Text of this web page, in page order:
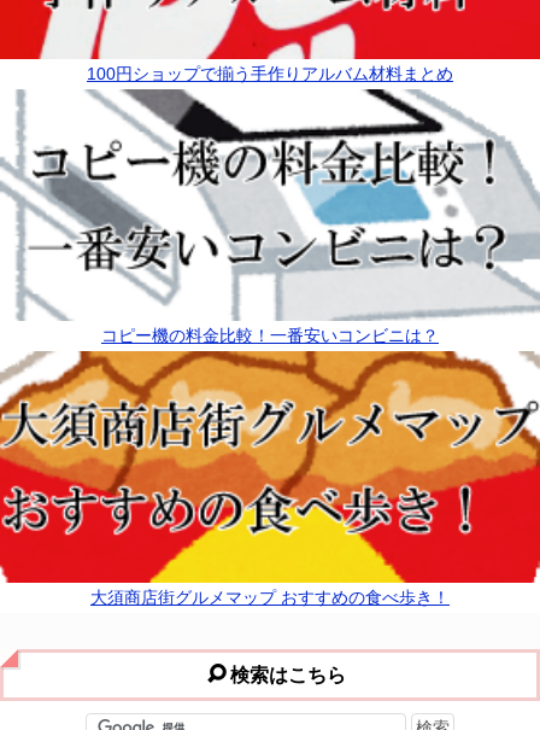
100円ショップで揃う手作りアルバム材料まとめ
コピー機の料金比較！一番安いコンビニは？
大須商店街グルメマップ おすすめの食べ歩き！
検索はこちら